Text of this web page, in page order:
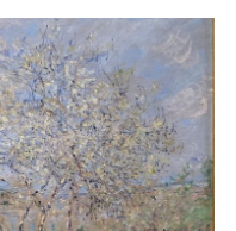
printemps